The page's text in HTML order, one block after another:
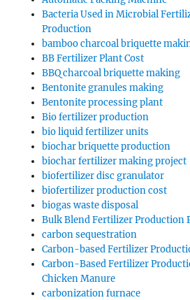
Bacteria Used in Microbial
Production
bamboo charcoal briquette
BB Fertilizer Plant Cost
BBQ charcoal briquette making
Bentonite granules making
Bentonite processing plant
Bio fertilizer production
bio liquid fertilizer units
biochar briquette production
biochar fertilizer making project
biofertilizer disc granulator
biofertilizer production cost
biogas waste disposal
Bulk Blend Fertilizer Production
carbon sequestration
Carbon-based Fertilizer
Carbon-Based Fertilizer
Chicken Manure
carbonization furnace